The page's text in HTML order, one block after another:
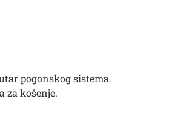
pogonskog sistema.
za košenje.